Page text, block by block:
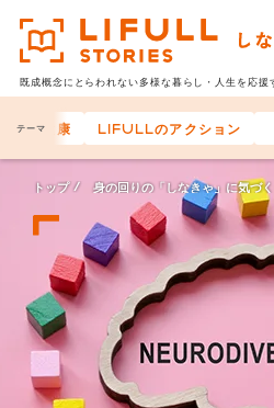
既成概念にとらわれない多様な暮らし・人生を応援
テーマ
体の健康 LIFULLのアクション
トップ 身の回りの「しなきゃ」に気づく